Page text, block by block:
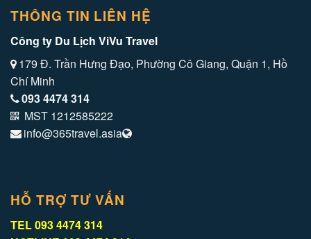
THÔNG TIN LIÊN HỆ
Công ty Du Lịch ViVu Travel
179 Đ. Trần Hưng Đạo, Phường Cô Giang, Quận 1, Hồ
Chí Minh
093 4474 314
MST 1212585222
info@365travel.asia
HỖ TRỢ TƯ VẤN
TEL093 4474 314